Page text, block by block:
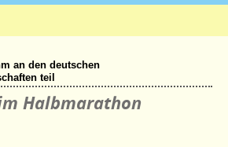
an den deutschen
teil
Halbmarathon